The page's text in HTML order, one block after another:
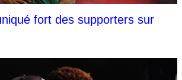
fort des supporters sur